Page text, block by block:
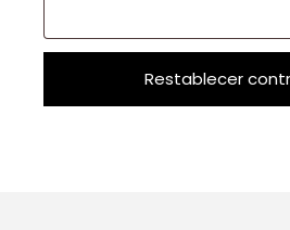
Restablecer